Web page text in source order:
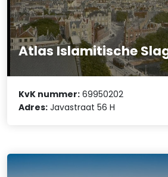
Atlas Islamitische
KvK nummer: 69950202
Adres: Javastraat 56 H